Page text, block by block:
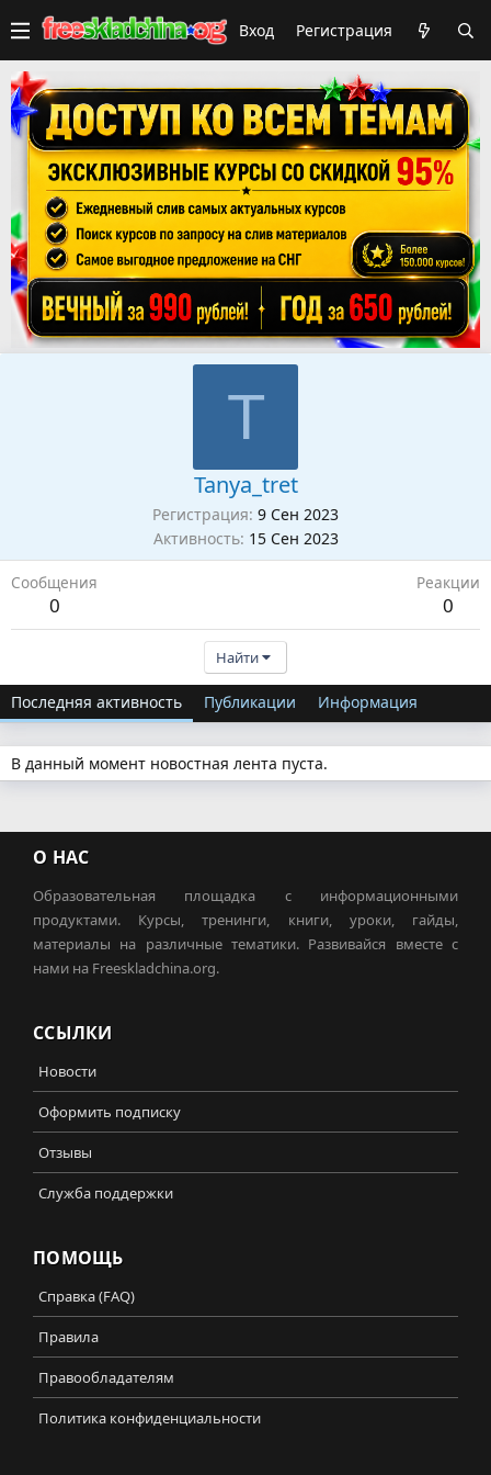
Вход Регистрация
T
Tanya_tret
Регистрация 9 Сен 2023
Активность 15 Сен 2023
Сообщения
0
Реакции
0
Найти
Последняя активность Публикации Информация
В данный момент новостная лента пуста.
О НАС
Образовательная площадка с информационными
продуктами. Курсы, тренинги, книги, уроки, гайды,
материалы на различные тематики. Развивайся вместе с
нами на Freeskladchina.org.
ССЫЛКИ
Новости
Оформить подписку
Отзывы
Служба поддержки
ПОМОЩЬ
Справка (FAQ)
Правила
Правообладателям
Политика конфиденциальности